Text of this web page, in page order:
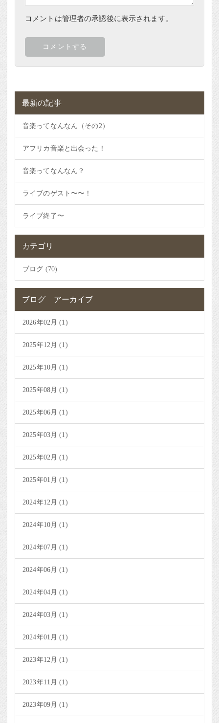
コメントは管理者の承認後に表示されます。
最新の記事
音楽ってなんなん（その2）
アフリカ音楽と出会った！
音楽ってなんなん？
ライブのゲスト〜〜！
ライブ終了〜
カテゴリ
ブログ (70)
ブログ アーカイブ
2026年02月 (1)
2025年12月 (1)
2025年10月 (1)
2025年08月 (1)
2025年06月 (1)
2025年03月 (1)
2025年02月 (1)
2025年01月 (1)
2024年12月 (1)
2024年10月 (1)
2024年07月 (1)
2024年06月 (1)
2024年04月 (1)
2024年03月 (1)
2024年01月 (1)
2023年12月 (1)
2023年11月 (1)
2023年09月 (1)